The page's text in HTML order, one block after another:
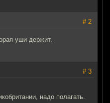
# 2
уши держит.
# 3
надо полагать.